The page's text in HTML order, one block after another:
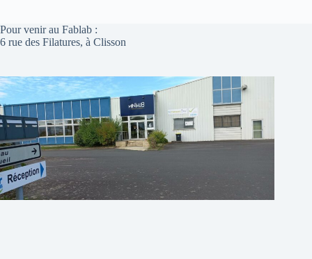
Pour venir au Fablab :
6 rue des Filatures, à Clisson